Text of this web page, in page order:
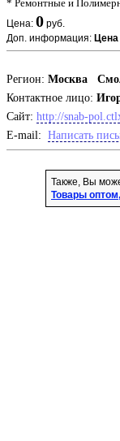
* Ремонтные и
Цена: 0 руб.
Доп. информация:
Регион: Москва
Контактное лицо:
Cайт: http://snab-
E-mail: Написать
Также, Вы
Товары